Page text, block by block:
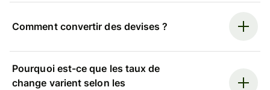
Comment convertir des devises ?
Pourquoi est-ce que les taux de
change varient selon les